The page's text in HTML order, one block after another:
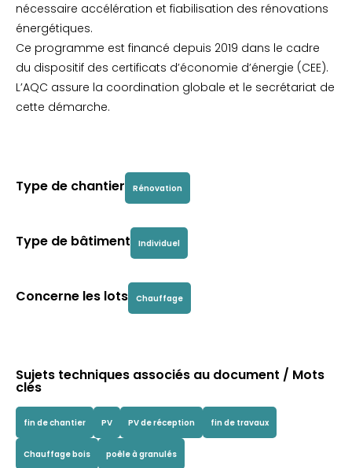
nécessaire accélération et fiabilisation des rénovations
énergétiques.
Ce programme est financé depuis 2019 dans le cadre
du dispositif des certificats d’économie d’énergie (CEE).
L’AQC assure la coordination globale et le secrétariat de
cette démarche.
Type de chantier Rénovation
Type de bâtiment Individuel
Concerne les lots Chauffage
Sujets techniques associés au document / Mots
clés
fin de chantier PV PV de réception fin de travaux
Chauffage bois poêle à granulés